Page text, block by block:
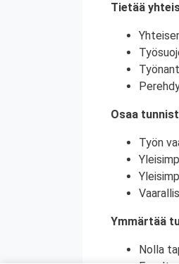
Tietää
Osaa
Työn
Ymmärtää
Nolla